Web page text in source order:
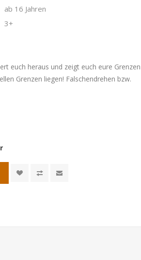
ab 16 Jahren
3+
euch heraus und zeigt euch eure
Grenzen liegen! Falschendrehen bzw.